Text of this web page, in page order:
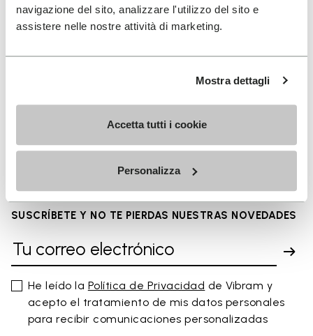
navigazione del sito, analizzare l'utilizzo del sito e
assistere nelle nostre attività di marketing.
Mostra dettagli
Accetta tutti i cookie
Personalizza
FAQs
SUSCRÍBETE Y NO TE PIERDAS NUESTRAS NOVEDADES
He leído la Política de Privacidad de Vibram y
acepto el tratamiento de mis datos personales
para recibir comunicaciones personalizadas